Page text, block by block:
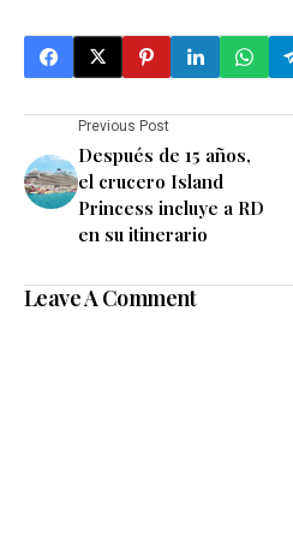
Previous Post
Después de 15 años,
el crucero Island
Princess incluye a RD
en su itinerario
Leave A Comment